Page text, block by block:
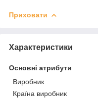
Приховати
Характеристики
Основні атрибути
Виробник
Країна виробник